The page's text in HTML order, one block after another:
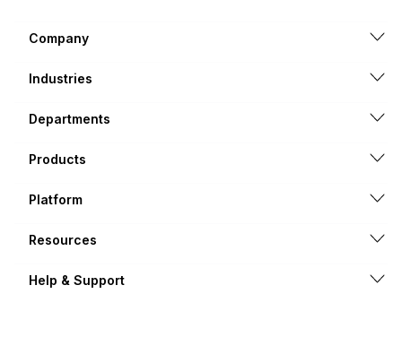
Company
Industries
Departments
Products
Platform
Resources
Help & Support